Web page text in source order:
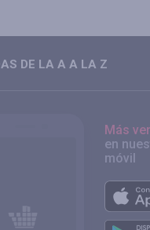
DE LA A A LA Z
Más
en
móvil